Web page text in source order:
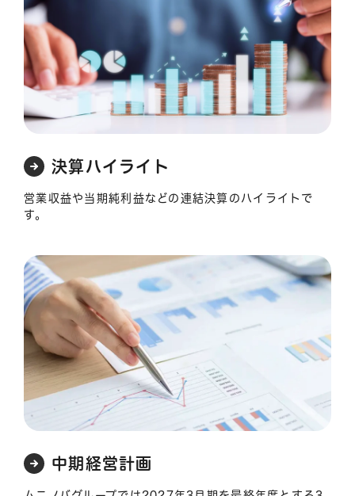
決算ハイライト
営業収益や当期純利益などの連結決算のハイライトで
す。
中期経営計画